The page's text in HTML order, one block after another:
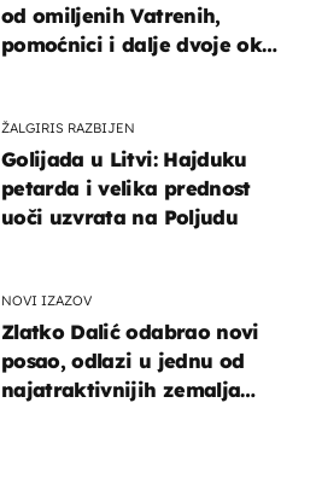
od omiljenih Vatrenih,
pomoćnici i dalje dvoje oko
ŽALGIRIS RAZBIJEN
Golijada u Litvi: Hajduku
petarda i velika prednost
uoči uzvrata na Poljudu
NOVI IZAZOV
Zlatko Dalić odabrao novi
posao, odlazi u jednu od
najatraktivnijih zemalja